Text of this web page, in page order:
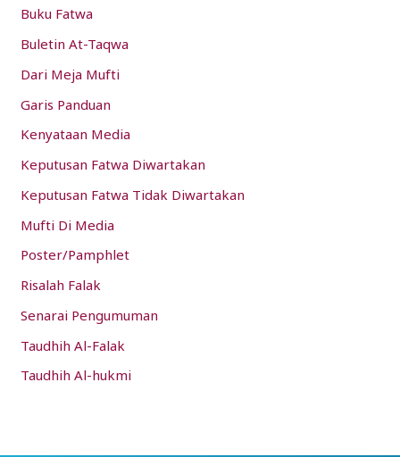
r
:
Buku Fatwa
Buletin At-Taqwa
Dari Meja Mufti
Garis Panduan
Kenyataan Media
Keputusan Fatwa Diwartakan
Keputusan Fatwa Tidak Diwartakan
Mufti Di Media
Poster/Pamphlet
Risalah Falak
Senarai Pengumuman
Taudhih Al-Falak
Taudhih Al-hukmi